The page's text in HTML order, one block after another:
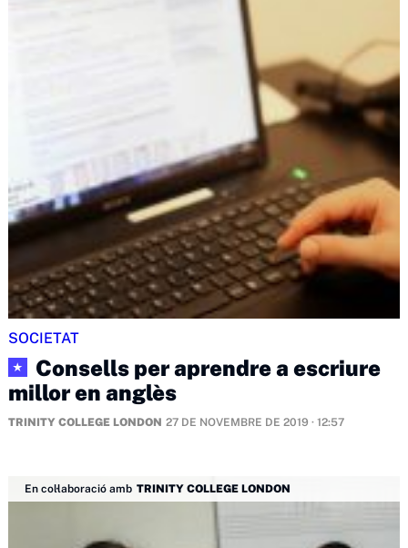
SOCIETAT
★
Consells per aprendre a escriure
millor en anglès
TRINITY COLLEGE LONDON 27 DE NOVEMBRE DE 2019 · 12:57
En col·laboració amb TRINITY COLLEGE LONDON